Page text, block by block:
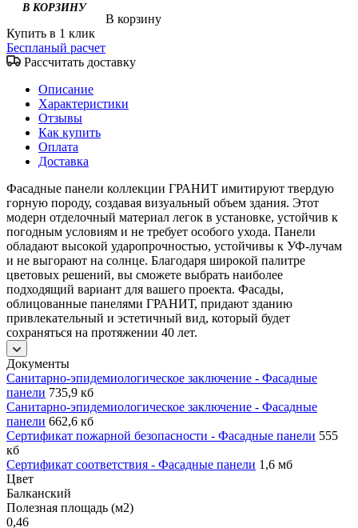
В КОРЗИНУ
В корзину
Купить в 1 клик
Беспланый расчет
Рассчитать доставку
Описание
Характеристики
Отзывы
Как купить
Оплата
Доставка
Фасадные панели коллекции ГРАНИТ имитируют твердую
горную породу, создавая визуальный объем здания. Этот
модерн отделочный материал легок в установке, устойчив к
погодным условиям и не требует особого ухода. Панели
обладают высокой ударопрочностью, устойчивы к УФ-лучам
и не выгорают на солнце. Благодаря широкой палитре
цветовых решений, вы сможете выбрать наиболее
подходящий вариант для вашего проекта. Фасады,
облицованные панелями ГРАНИТ, придают зданию
привлекательный и эстетичный вид, который будет
сохраняться на протяжении 40 лет.
Документы
Санитарно-эпидемиологическое заключение - Фасадные
панели 735,9 кб
Санитарно-эпидемиологическое заключение - Фасадные
панели 662,6 кб
Сертификат пожарной безопасности - Фасадные панели 555
кб
Сертификат соответствия - Фасадные панели 1,6 мб
Цвет
Балканский
Полезная площадь (м2)
0,46